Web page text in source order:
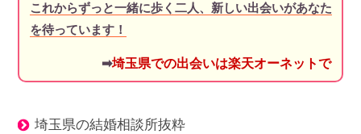
これからずっと一緒に歩く二人、新しい出会いがあなた
を待っています！
➡埼玉県での出会いは楽天オーネットで
埼玉県の結婚相談所抜粋